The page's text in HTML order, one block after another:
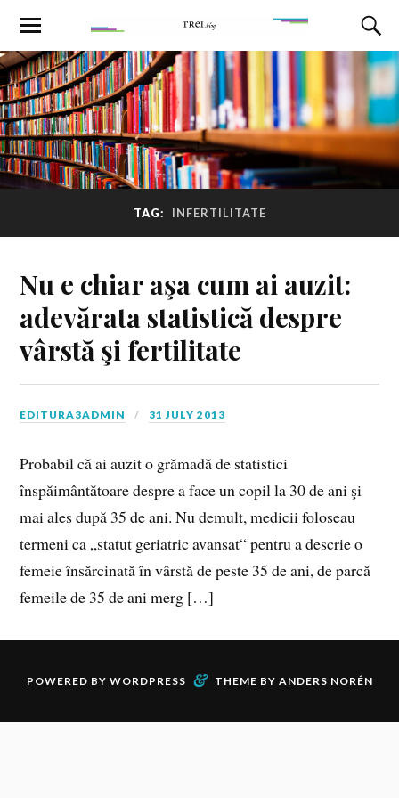
TAG: INFERTILITATE
Nu e chiar aşa cum ai auzit:
adevărata statistică despre
vârstă şi fertilitate
EDITURA3ADMIN 31 JULY 2013
Probabil că ai auzit o grămadă de statistici
înspăimântătoare despre a face un copil la 30 de ani şi
mai ales după 35 de ani. Nu demult, medicii foloseau
termeni ca „statut geriatric avansat“ pentru a descrie o
femeie însărcinată în vârstă de peste 35 de ani, de parcă
femeile de 35 de ani merg […]
POWERED BY WORDPRESS & THEME BY ANDERS NORÉN